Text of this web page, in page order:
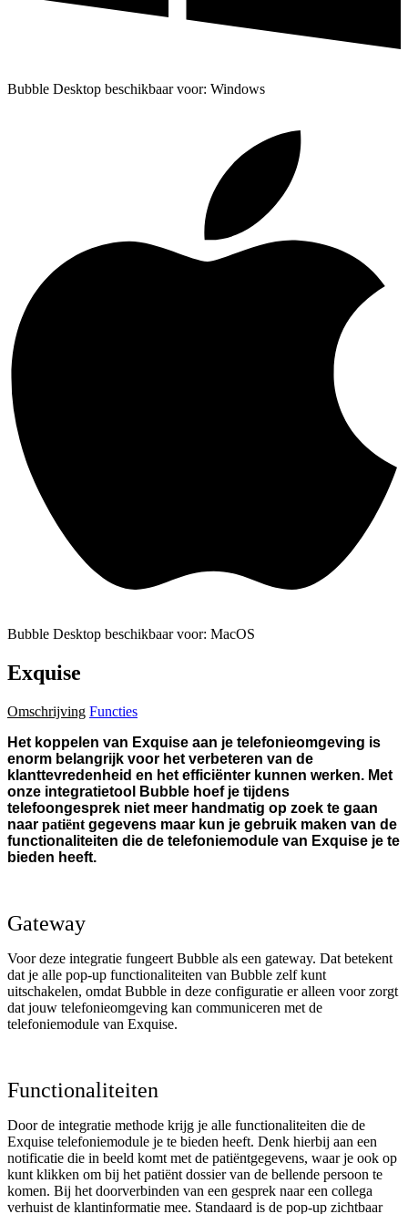
Bubble Desktop beschikbaar voor: Windows
Bubble Desktop beschikbaar voor: MacOS
Exquise
Omschrijving Functies
Het koppelen van Exquise aan je telefonieomgeving is
enorm belangrijk voor het verbeteren van de
klanttevredenheid en het efficiënter kunnen werken. Met
onze integratietool Bubble hoef je tijdens
telefoongesprek niet meer handmatig op zoek te gaan
naar patiënt gegevens maar kun je gebruik maken van de
functionaliteiten die de telefoniemodule van Exquise je te
bieden heeft.
Gateway
Voor deze integratie fungeert Bubble als een gateway. Dat betekent
dat je alle pop-up functionaliteiten van Bubble zelf kunt
uitschakelen, omdat Bubble in deze configuratie er alleen voor zorgt
dat jouw telefonieomgeving kan communiceren met de
telefoniemodule van Exquise.
Functionaliteiten
Door de integratie methode krijg je alle functionaliteiten die de
Exquise telefoniemodule je te bieden heeft. Denk hierbij aan een
notificatie die in beeld komt met de patiëntgegevens, waar je ook op
kunt klikken om bij het patiënt dossier van de bellende persoon te
komen. Bij het doorverbinden van een gesprek naar een collega
verhuist de klantinformatie mee. Standaard is de pop-up zichtbaar